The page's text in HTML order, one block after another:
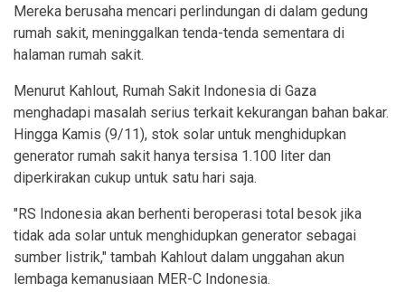
Mereka berusaha mencari perlindungan di dalam gedung
rumah sakit, meninggalkan tenda-tenda sementara di
halaman rumah sakit.
Menurut Kahlout, Rumah Sakit Indonesia di Gaza
menghadapi masalah serius terkait kekurangan bahan bakar.
Hingga Kamis (9/11), stok solar untuk menghidupkan
generator rumah sakit hanya tersisa 1.100 liter dan
diperkirakan cukup untuk satu hari saja.
"RS Indonesia akan berhenti beroperasi total besok jika
tidak ada solar untuk menghidupkan generator sebagai
sumber listrik," tambah Kahlout dalam unggahan akun
lembaga kemanusiaan MER-C Indonesia.